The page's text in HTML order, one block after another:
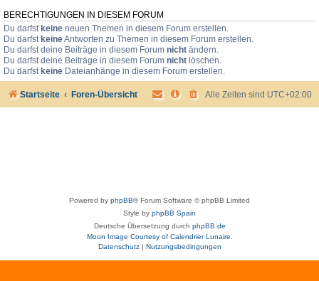
BERECHTIGUNGEN IN DIESEM FORUM
Du darfst keine neuen Themen in diesem Forum erstellen.
Du darfst keineAntworten zu Themen in diesem Forum erstellen.
Du darfst deine Beiträge in diesem Forum nicht ändern.
Du darfst deine Beiträge in diesem Forum nicht löschen.
Du darfst keine Dateianhänge in diesem Forum erstellen.
Startseite Foren-Übersicht Alle Zeiten sind UTC+02:00
Powered by phpBB® Forum Software © phpBB Limited
Style by phpBB Spain
Deutsche Übersetzung durch phpBB.de
Moon Image Courtesy of Calendrier Lunaire.
Datenschutz| Nutzungsbedingungen